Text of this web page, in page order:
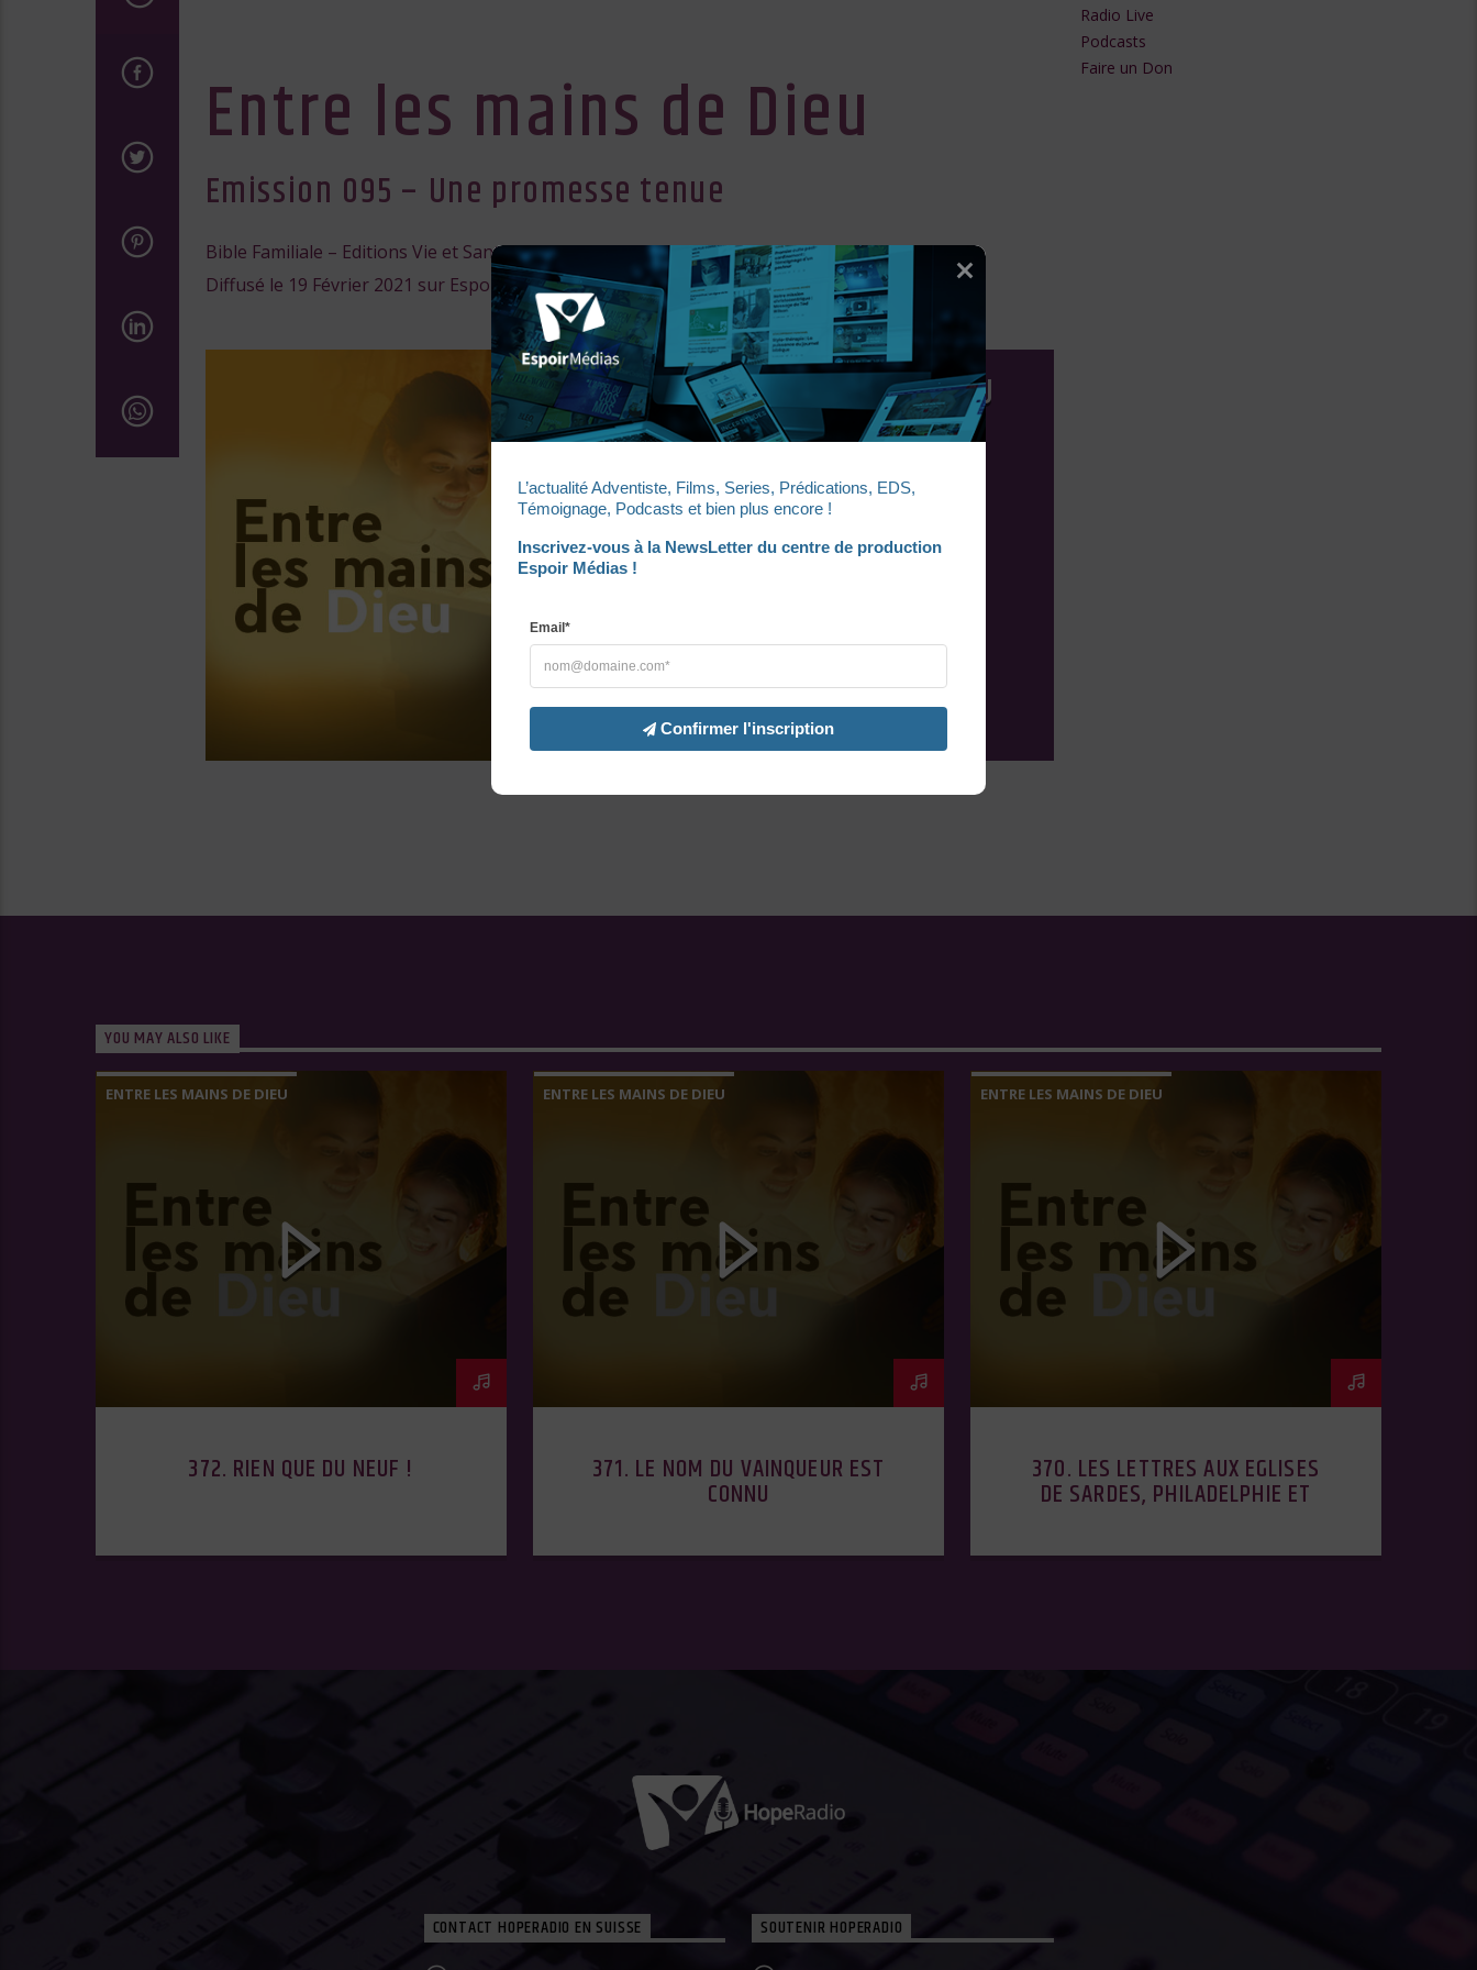
Entre les mains de Dieu
Emission 095 – Une promesse tenue
Bible Familiale – Editions Vie et Santé
Diffusé le 19 Février 2021 sur Espoir Radio
ENTRE LES MAINS DE DIEU
Radio Live
Podcasts
Faire un Don
YOU MAY ALSO LIKE
ENTRE LES MAINS DE DIEU
372. RIEN QUE DU NEUF !
ENTRE LES MAINS DE DIEU
371. LE NOM DU VAINQUEUR EST
CONNU
ENTRE LES MAINS DE DIEU
370. LES LETTRES AUX EGLISES
DE SARDES, PHILADELPHIE ET
CONTACT HOPERADIO EN SUISSE SOUTENIR HOPERADIO
L’actualité Adventiste, Films, Series, Prédications, EDS,
Témoignage, Podcasts et bien plus encore !
Inscrivez-vous à la NewsLetter du centre de production
Espoir Médias !
Email*
Confirmer l'inscription